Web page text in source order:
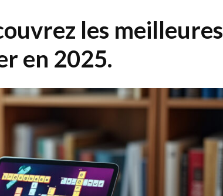
les meilleures
en 2025.